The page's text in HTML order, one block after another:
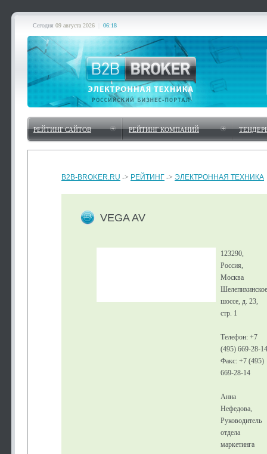
Сегодня 09 августа 2026 06:18
РЕЙТИНГ САЙТОВ РЕЙТИНГ КОМПАНИЙ
B2B-BROKER.RU -> РЕЙТИНГ -> ЭЛЕКТРОННАЯ ТЕХНИКА
VEGA AV
123290,
Россия,
Москва
Шелепихинское
шоссе, д. 23,
стр. 1
Телефон: +7
(495) 669-28-14
Факс: +7 (495)
669-28-14
Анна
Нефедова,
Руководитель
отдела
маркетинга